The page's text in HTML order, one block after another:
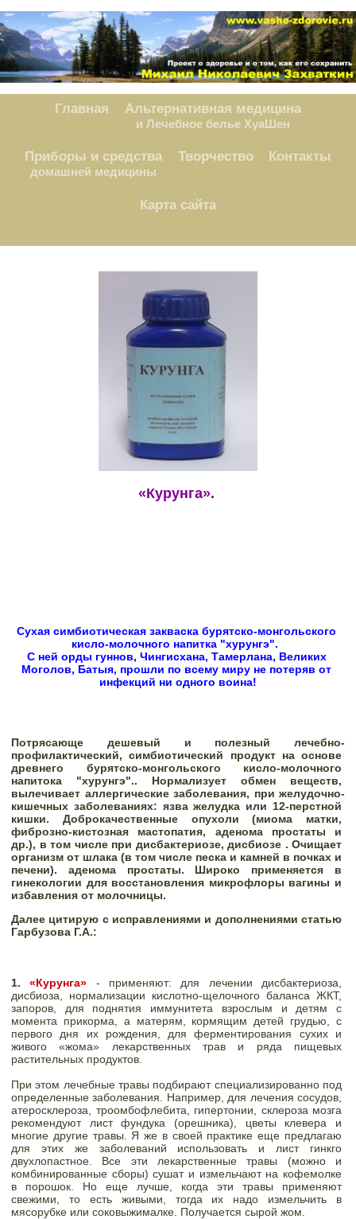
Главная Альтернативная медицина
и Лечебное белье ХуаШен
Приборы и средства
домашней медицины
Творчество Контакты
Карта сайта
«Курунга».
Сухая симбиотическая закваска бурятско-монгольского
кисло-молочного напитка "хурунгэ".
С ней орды гуннов, Чингисхана, Тамерлана, Великих
Моголов, Батыя, прошли по всему миру не потеряв от
инфекций ни одного воина!
Потрясающе дешевый и полезный лечебно-
профилактический, симбиотический продукт на основе
древнего бурятско-монгольского кисло-молочного
напитока "хурунгэ".. Нормализует обмен веществ,
вылечивает аллергические заболевания, при желудочно-
кишечных заболеваниях: язва желудка или 12-перстной
кишки. Доброкачественные опухоли (миома матки,
фиброзно-кистозная мастопатия, аденома простаты и
др.), в том числе при дисбактериозе, дисбиозе . Очищает
организм от шлака (в том числе песка и камней в почках и
печени). аденома простаты. Широко применяется в
гинекологии для восстановления микрофлоры вагины и
избавления от молочницы.
Далее цитирую с исправлениями и дополнениями статью
Гарбузова Г.А.:
1. «Курунга» - применяют: для лечении дисбактериоза,
дисбиоза, нормализации кислотно-щелочного баланса ЖКТ,
запоров, для поднятия иммунитета взрослым и детям с
момента прикорма, а матерям, кормящим детей грудью, с
первого дня их рождения, для ферментирования сухих и
живого «жома» лекарственных трав и ряда пищевых
растительных продуктов.
При этом лечебные травы подбирают специализированно под
определенные заболевания. Например, для лечения сосудов,
атеросклероза, троомбофлебита, гипертонии, склероза мозга
рекомендуют лист фундука (орешника), цветы клевера и
многие другие травы. Я же в своей практике еще предлагаю
для этих же заболеваний использовать и лист гинкго
двухлопастное. Все эти лекарственные травы (можно и
комбинированные сборы) сушат и измельчают на кофемолке
в порошок. Но еще лучше, когда эти травы применяют
свежими, то есть живыми, тогда их надо измельчить в
мясорубке или соковыжималке. Получается сырой жом.